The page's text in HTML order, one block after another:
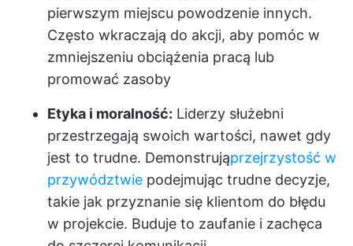
pierwszym miejscu powodzenie innych.
Często wkraczają do akcji, aby pomóc w
zmniejszeniu obciążenia pracą lub
promować zasoby
Etyka i moralność: Liderzy służebni
przestrzegają swoich wartości, nawet gdy
jest to trudne. Demonstrująprzejrzystość w
przywództwie podejmując trudne decyzje,
takie jak przyznanie się klientom do błędu
w projekcie. Buduje to zaufanie i zachęca